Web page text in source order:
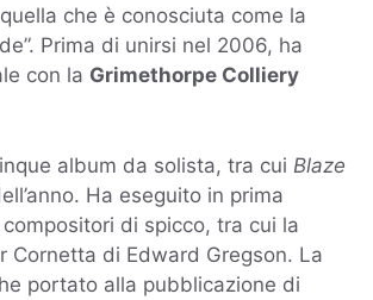
che è conosciuta come la
Prima di unirsi nel 2006, ha
con la Grimethorpe Colliery
album da solista, tra cui Blaze
Ha eseguito in prima
di spicco, tra cui la
Cornetta di Edward Gregson. La
portato alla pubblicazione di